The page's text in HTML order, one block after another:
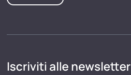
Iscriviti alle newsletter